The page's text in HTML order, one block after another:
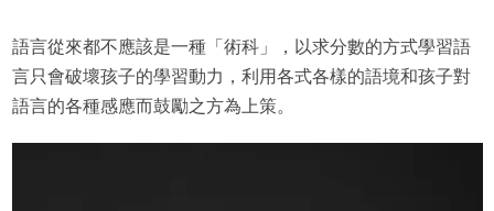
語言從來都不應該是一種「術科」，以求分數的方式學習語
言只會破壞孩子的學習動力，利用各式各樣的語境和孩子對
語言的各種感應而鼓勵之方為上策。